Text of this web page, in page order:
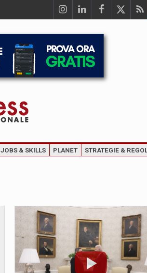
JOBS & SKILLS PLANET STRATEGIE &